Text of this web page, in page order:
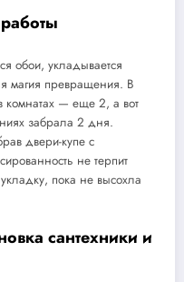
обои, укладывается
магия превращения. В
комнатах — еще 2, а вот
забрала 2 дня.
двери-купе с
не терпит
пока не высохла
сантехники и